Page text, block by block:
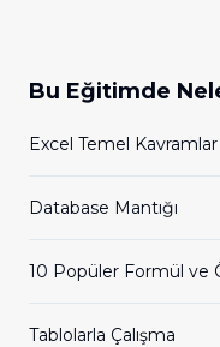
Bu Eğitimde
Excel Temel Kavramlar
Database Mantığı
10 Popüler Formül ve
Tablolarla Çalışma